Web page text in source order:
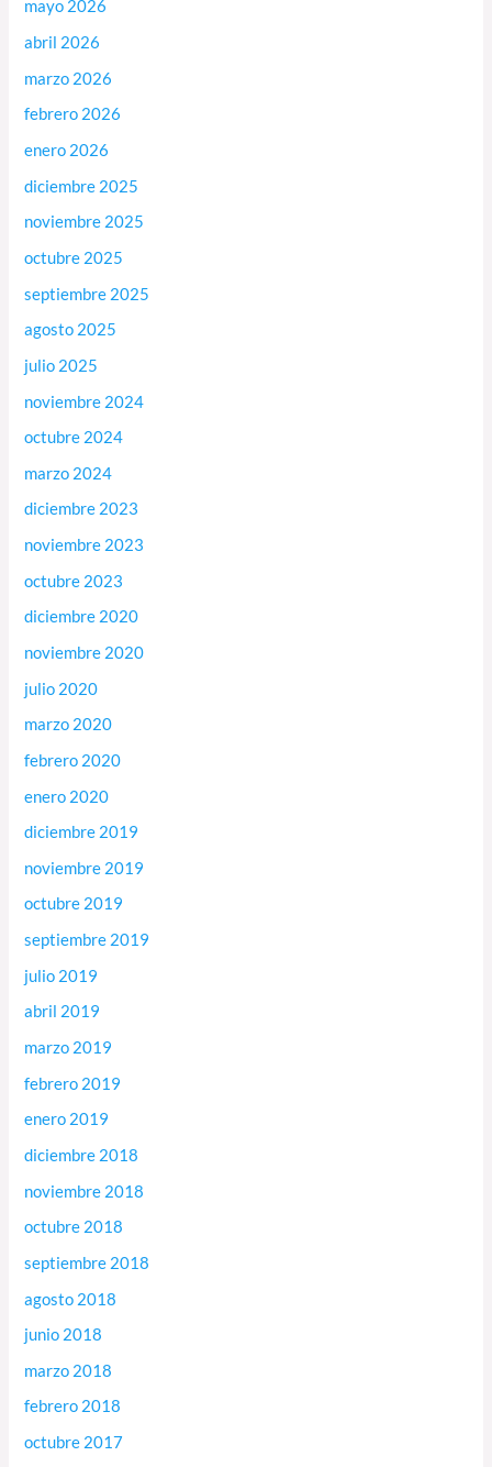
mayo 2026
abril 2026
marzo 2026
febrero 2026
enero 2026
diciembre 2025
noviembre 2025
octubre 2025
septiembre 2025
agosto 2025
julio 2025
noviembre 2024
octubre 2024
marzo 2024
diciembre 2023
noviembre 2023
octubre 2023
diciembre 2020
noviembre 2020
julio 2020
marzo 2020
febrero 2020
enero 2020
diciembre 2019
noviembre 2019
octubre 2019
septiembre 2019
julio 2019
abril 2019
marzo 2019
febrero 2019
enero 2019
diciembre 2018
noviembre 2018
octubre 2018
septiembre 2018
agosto 2018
junio 2018
marzo 2018
febrero 2018
octubre 2017